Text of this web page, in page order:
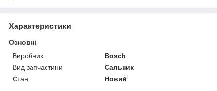
Характеристики
Основні
Виробник
Bosch
Вид запчастини
Сальник
Стан
Новий